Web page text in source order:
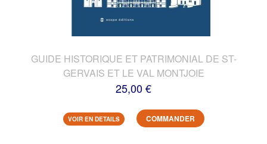
GUIDE HISTORIQUE ET PATRIMONIAL DE ST-
GERVAIS ET LE VAL MONTJOIE
25,00 €
VOIR EN DETAILS COMMANDER